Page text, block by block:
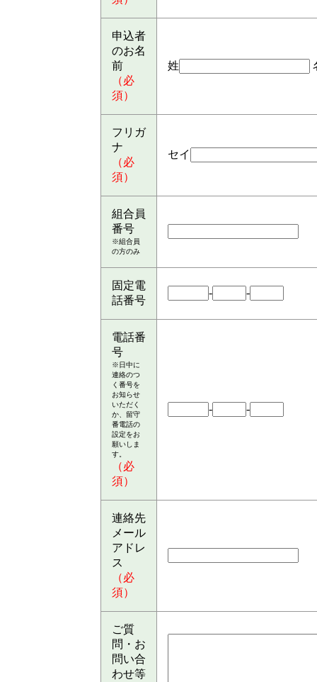
申込者
のお名
前
（必
須）
姓
フリガ
ナ
（必
須）
セイ
組合員
番号
※組合員
の方のみ
固定電
話番号
- -
電話番
号
※日中に
連絡のつ
く番号を
お知らせ
いただく
か、留守
番電話の
設定をお
願いしま
す。
（必
須）
- -
連絡先
メール
アドレ
ス
（必
須）
ご質
問・お
問い合
わせ等